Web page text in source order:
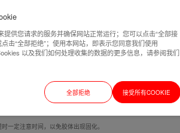
费。
一定注意时间，以免胶体出现固化。
提供您请求的服务并确保网站正常运行；您可以点击“全部接
击“全部拒绝”；使用本网站，即表示您同意我们使用
以及我们如何处理收集的数据的更多信息，请参阅我们
全部拒绝 接受所有COOKIE